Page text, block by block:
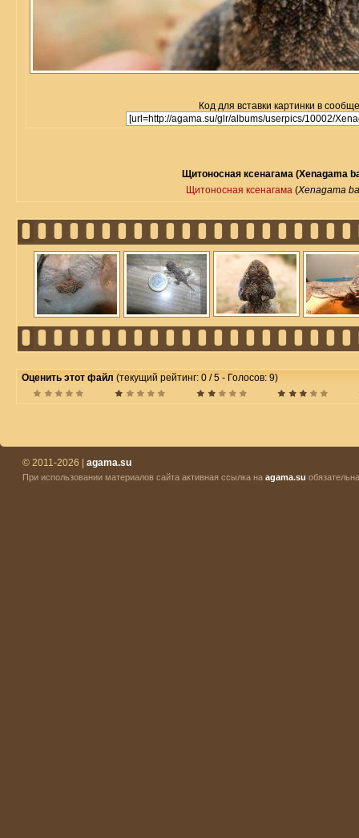
Код для вставки картинки в
Щитоносная ксенагама (Xenagama
Щитоносная ксенагама (Xenagama
Оценить этот файл (текущий рейтинг: 0 / 5 - Голосов: 9)
© 2011-2026 | agama.su
При использовании материалов сайта активная ссылка на agama.su